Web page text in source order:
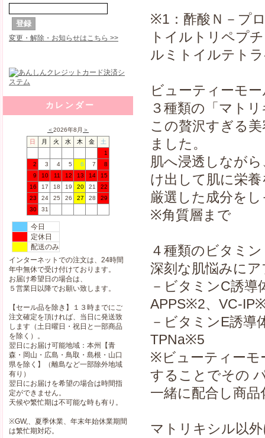
変更・解除・お知らせはこちら >>
カレンダー
＜2026年8月 ＞
日
月 火 水 木 金
土
1
2
3 4 5 6 7
8
9
10 11 12 13 14
15
16
17 18 19 20 21
22
23
24 25 26 27 28
29
30
31
今日
定休日
配送のみ
インターネットでの注文は、24時間
年中無休で受け付けております。
お届け希望日の場合は、
５営業日以降でお願い致します。
【セール品を除き】１３時までにご
注文確定を頂ければ、当日に発送致
します（土日曜日・祝日と一部商品
を除く）。
翌日にお届け可能地域：本州【青
森・岡山・広島・鳥取・島根・山口
県を除く】（離島など一部除外地域
有り）
翌日にお届けを希望の場合は時間指
定ができません。
天候や繁忙期は不可能な時も有り。
※GW,、夏季休業、年末年始休業期間
は繁忙期対応。
※1：酢酸Ｎ－プ
トイルトリペプ
ルミトイルテト
ビューティーモ
３種類の「マト
この贅沢すぎる
ました。
肌へ浸透しなが
け出して肌に栄
厳選した成分を
※角質層まで
４種類のビタミン
深刻な肌悩みに
－ビタミンC誘導
APPS※2、VC-
－ビタミンE誘導
TPNa※5
※ビューティーモ
することでその
一緒に配合し商
マトリキシル以